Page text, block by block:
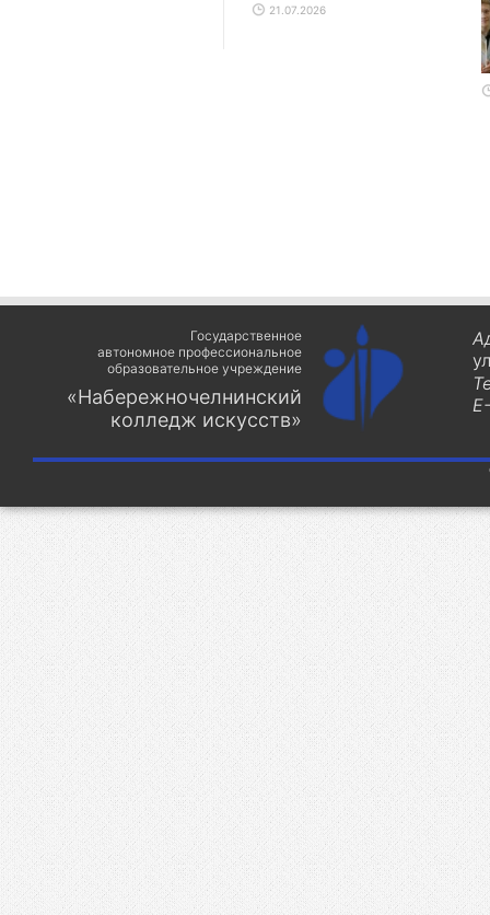
21.07.2026
Государственное
автономное профессиональное
образовательное учреждение
«Набережночелнинский
колледж искусств»